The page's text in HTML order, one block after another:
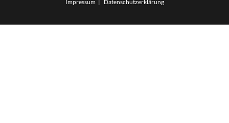
Impressum Datenschutzerklärung